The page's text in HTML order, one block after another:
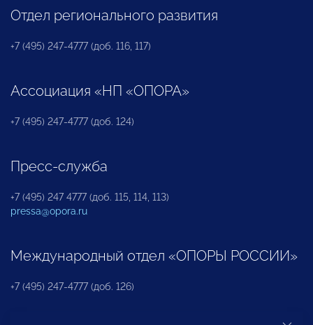
Отдел регионального развития
+7 (495) 247-4777 (доб. 116, 117)
Ассоциация «НП «ОПОРА»
+7 (495) 247-4777 (доб. 124)
Пресс-служба
+7 (495) 247 4777 (доб. 115, 114, 113)
pressa@opora.ru
Международный отдел «ОПОРЫ РОССИИ»
+7 (495) 247-4777 (доб. 126)